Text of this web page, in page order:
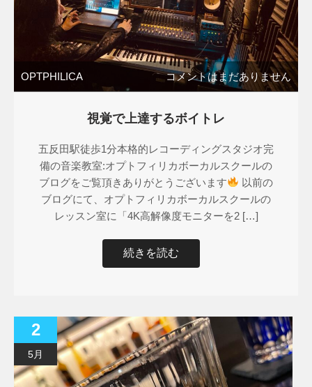
OPTPHILICA コメントはまだありません
視覚で上達するボイトレ
五反田駅徒歩1分本格的レコーディングスタジオ完
備の音楽教室:オプトフィリカボーカルスクールの
ブログをご覧頂きありがとうございます
以前の
ブログにて、オプトフィリカボーカルスクールの
レッスン室に「4K高解像度モニターを2 […]
続きを読む
2
5月